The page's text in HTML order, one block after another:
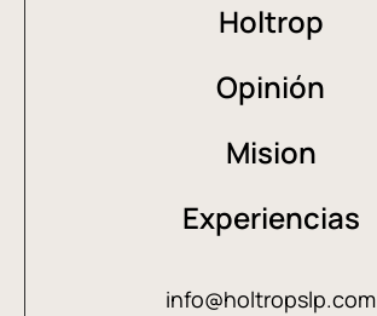
Holtrop
Opinión
Mision
Experiencias
info@holtropslp.com